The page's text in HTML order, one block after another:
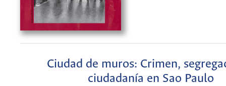
Ciudad de muros: Crimen,
ciudadanía en Sao Paulo